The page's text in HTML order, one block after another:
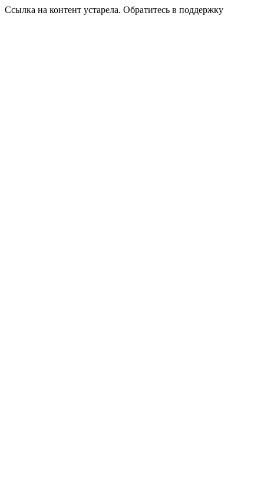
Ссылка на контент устарела. Обратитесь в поддержку